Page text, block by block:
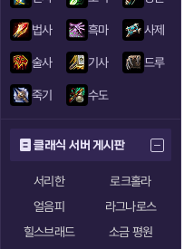
법사 흑마 사제
술사 기사 드루
죽기 수도
클래식 서버 게시판
서리한
로크홀라
얼음피
라그나로스
힐스브래드
소금 평원